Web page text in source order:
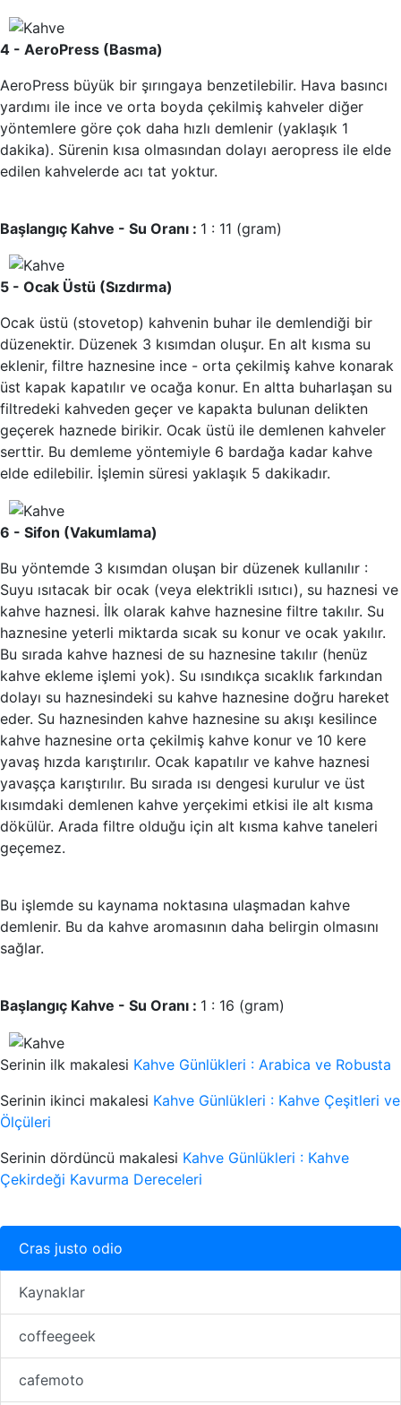
4 - AeroPress (Basma)
AeroPress büyük bir şırıngaya benzetilebilir. Hava basıncı
yardımı ile ince ve orta boyda çekilmiş kahveler diğer
yöntemlere göre çok daha hızlı demlenir (yaklaşık 1
dakika). Sürenin kısa olmasından dolayı aeropress ile elde
edilen kahvelerde acı tat yoktur.
Başlangıç Kahve - Su Oranı : 1 : 11 (gram)
5 - Ocak Üstü (Sızdırma)
Ocak üstü (stovetop) kahvenin buhar ile demlendiği bir
düzenektir. Düzenek 3 kısımdan oluşur. En alt kısma su
eklenir, filtre haznesine ince - orta çekilmiş kahve konarak
üst kapak kapatılır ve ocağa konur. En altta buharlaşan su
filtredeki kahveden geçer ve kapakta bulunan delikten
geçerek haznede birikir. Ocak üstü ile demlenen kahveler
serttir. Bu demleme yöntemiyle 6 bardağa kadar kahve
elde edilebilir. İşlemin süresi yaklaşık 5 dakikadır.
6 - Sifon (Vakumlama)
Bu yöntemde 3 kısımdan oluşan bir düzenek kullanılır :
Suyu ısıtacak bir ocak (veya elektrikli ısıtıcı), su haznesi ve
kahve haznesi. İlk olarak kahve haznesine filtre takılır. Su
haznesine yeterli miktarda sıcak su konur ve ocak yakılır.
Bu sırada kahve haznesi de su haznesine takılır (henüz
kahve ekleme işlemi yok). Su ısındıkça sıcaklık farkından
dolayı su haznesindeki su kahve haznesine doğru hareket
eder. Su haznesinden kahve haznesine su akışı kesilince
kahve haznesine orta çekilmiş kahve konur ve 10 kere
yavaş hızda karıştırılır. Ocak kapatılır ve kahve haznesi
yavaşça karıştırılır. Bu sırada ısı dengesi kurulur ve üst
kısımdaki demlenen kahve yerçekimi etkisi ile alt kısma
dökülür. Arada filtre olduğu için alt kısma kahve taneleri
geçemez.
Bu işlemde su kaynama noktasına ulaşmadan kahve
demlenir. Bu da kahve aromasının daha belirgin olmasını
sağlar.
Başlangıç Kahve - Su Oranı : 1 : 16 (gram)
Serinin ilk makalesi Kahve Günlükleri : Arabica ve Robusta
Serinin ikinci makalesi Kahve Günlükleri : Kahve Çeşitleri ve
Ölçüleri
Serinin dördüncü makalesi Kahve Günlükleri : Kahve
Çekirdeği Kavurma Dereceleri
Cras justo odio
Kaynaklar
coffeegeek
cafemoto